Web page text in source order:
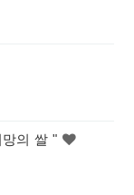
망의 쌀 "